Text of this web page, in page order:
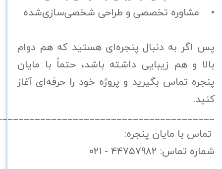
• مشاوره تخصصی و طراحی شخصی‌سازی‌شده
پس اگر به دنبال پنجره‌ای هستید که هم دوام
بالا و هم زیبایی داشته باشد، حتماً با مایان
پنجره تماس بگیرید و پروژه خود را حرفه‌ای آغاز
کنید.
تماس با مایان پنجره:
شماره تماس: 44757982 - 021